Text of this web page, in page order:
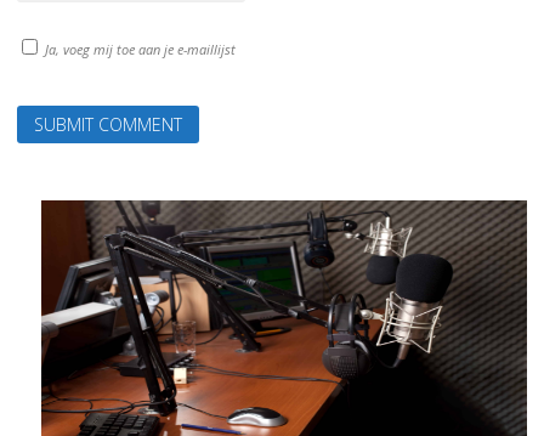
Ja, voeg mij toe aan je e-maillijst